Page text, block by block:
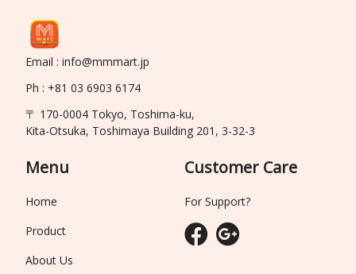
Email : info@mmmart.jp
Ph : +81 03 6903 6174
〒 170-0004 Tokyo, Toshima-ku,
Kita-Otsuka, Toshimaya Building 201, 3-32-3
Menu
Home
Product
About Us
Customer Care
For Support?